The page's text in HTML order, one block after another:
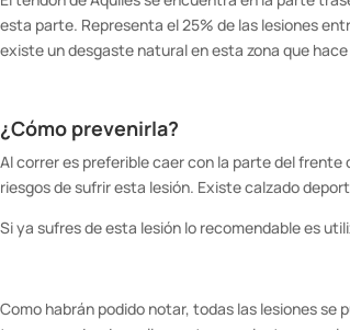
esta parte. Representa el 25% de las lesiones
existe un desgaste natural en esta zona que
¿Cómo prevenirla?
Al correr es preferible caer con la parte del
riesgos de sufrir esta lesión. Existe calzado
Si ya sufres de esta lesión lo recomendable es
Como habrán podido notar, todas las lesiones